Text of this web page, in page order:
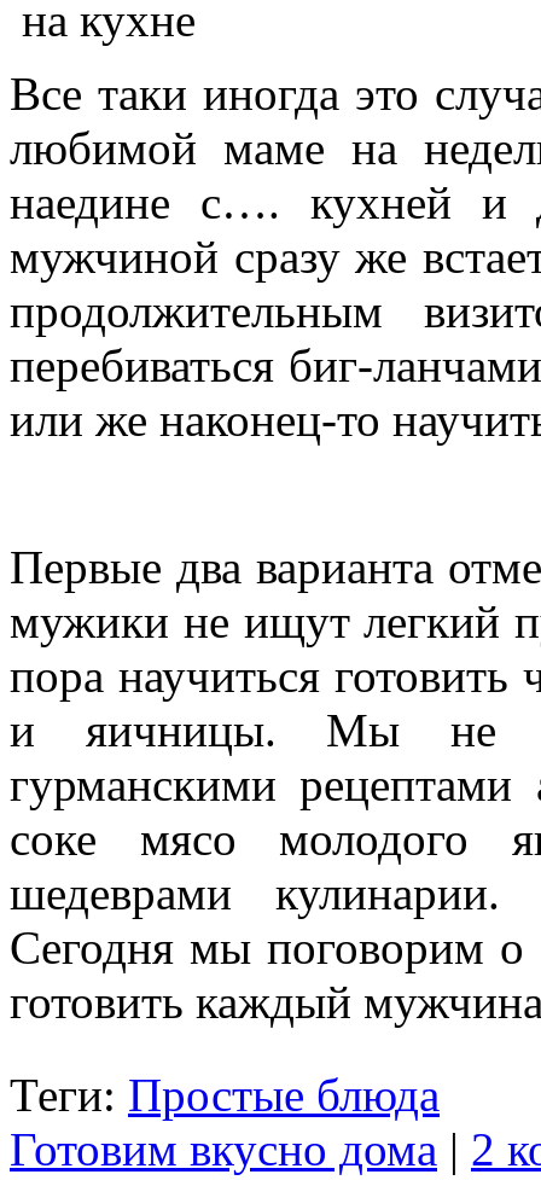
Все таки иногда это
любимой маме на
наедине с…. кухней и
мужчиной сразу же
продолжительным
перебиваться биг-
или же наконец-то
Первые два варианта
мужики не ищут легкий
пора научиться
и яичницы. Мы не
гурманскими
соке мясо молодого
шедеврами
Сегодня мы поговорим о
готовить каждый
Теги: Простые блюда
Готовим вкусно дома | 2